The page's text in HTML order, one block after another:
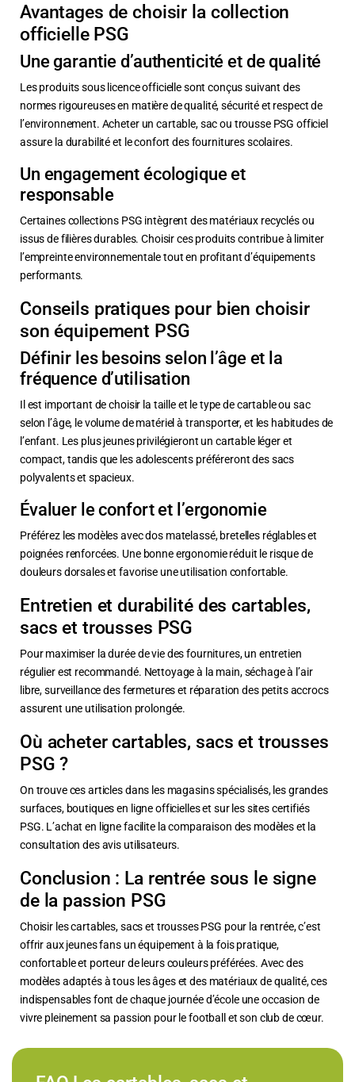
Avantages de choisir la collection
officielle PSG
Une garantie d’authenticité et de qualité
Les produits sous licence officielle sont conçus suivant des
normes rigoureuses en matière de qualité, sécurité et respect de
l’environnement. Acheter un cartable, sac ou trousse PSG officiel
assure la durabilité et le confort des fournitures scolaires.
Un engagement écologique et
responsable
Certaines collections PSG intègrent des matériaux recyclés ou
issus de filières durables. Choisir ces produits contribue à limiter
l’empreinte environnementale tout en profitant d’équipements
performants.
Conseils pratiques pour bien choisir
son équipement PSG
Définir les besoins selon l’âge et la
fréquence d’utilisation
Il est important de choisir la taille et le type de cartable ou sac
selon l’âge, le volume de matériel à transporter, et les habitudes de
l’enfant. Les plus jeunes privilégieront un cartable léger et
compact, tandis que les adolescents préféreront des sacs
polyvalents et spacieux.
Évaluer le confort et l’ergonomie
Préférez les modèles avec dos matelassé, bretelles réglables et
poignées renforcées. Une bonne ergonomie réduit le risque de
douleurs dorsales et favorise une utilisation confortable.
Entretien et durabilité des cartables,
sacs et trousses PSG
Pour maximiser la durée de vie des fournitures, un entretien
régulier est recommandé. Nettoyage à la main, séchage à l’air
libre, surveillance des fermetures et réparation des petits accrocs
assurent une utilisation prolongée.
Où acheter cartables, sacs et trousses
PSG ?
On trouve ces articles dans les magasins spécialisés, les grandes
surfaces, boutiques en ligne officielles et sur les sites certifiés
PSG. L’achat en ligne facilite la comparaison des modèles et la
consultation des avis utilisateurs.
Conclusion : La rentrée sous le signe
de la passion PSG
Choisir les cartables, sacs et trousses PSG pour la rentrée, c’est
offrir aux jeunes fans un équipement à la fois pratique,
confortable et porteur de leurs couleurs préférées. Avec des
modèles adaptés à tous les âges et des matériaux de qualité, ces
indispensables font de chaque journée d’école une occasion de
vivre pleinement sa passion pour le football et son club de cœur.